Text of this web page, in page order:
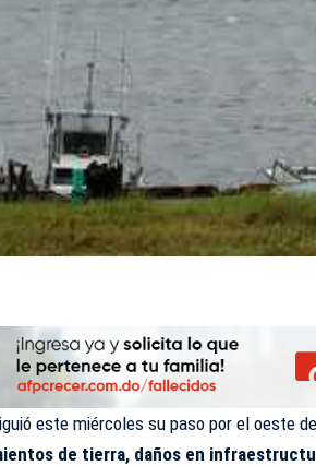
este miércoles su paso por el oeste de
de tierra, daños en